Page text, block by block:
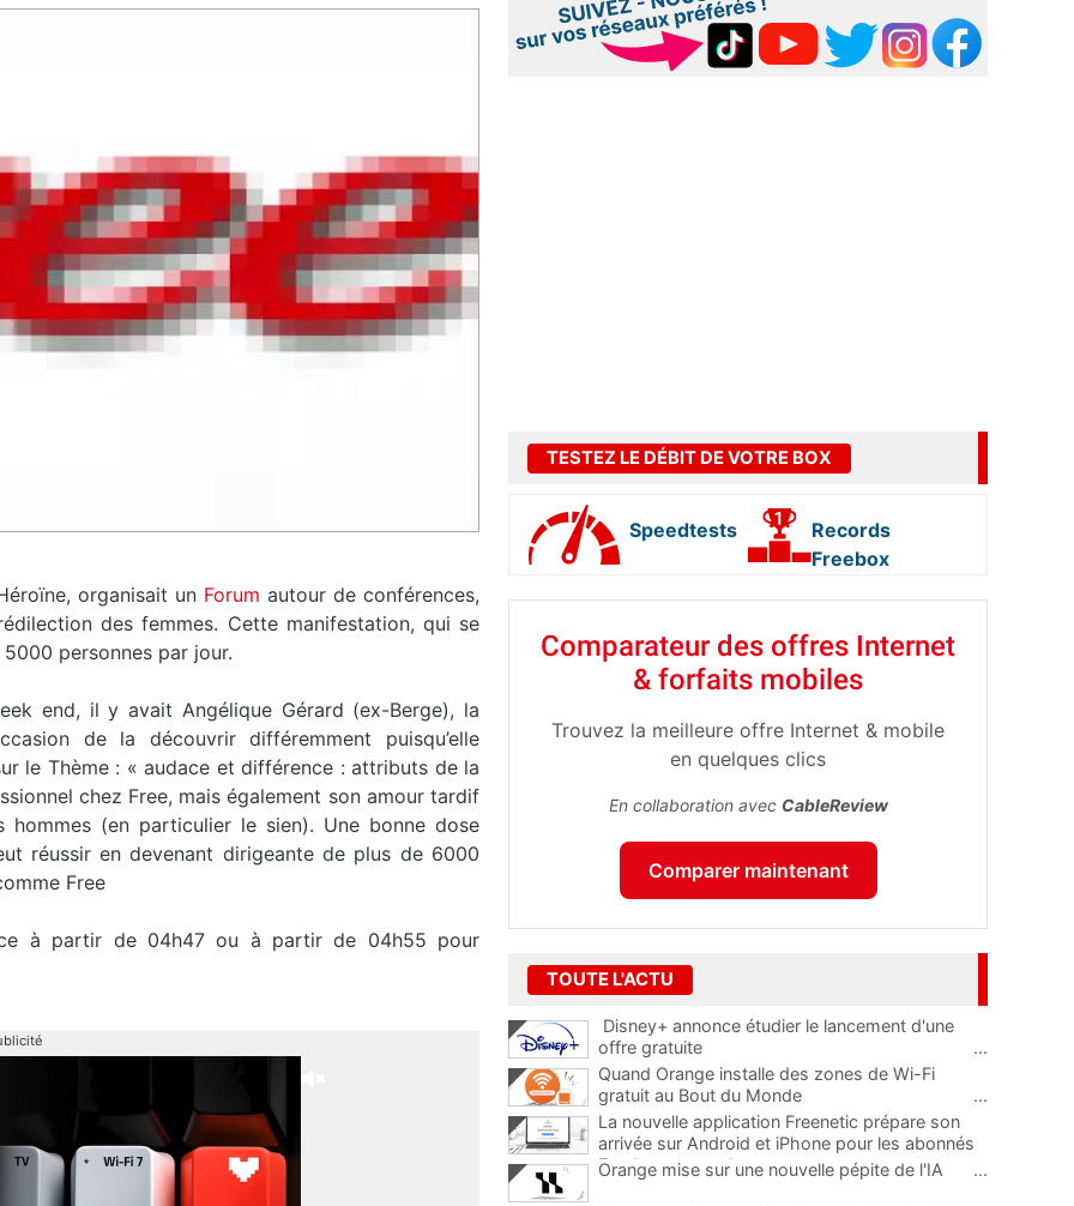
organisait un Forumautour de conférences,
des femmes. Cette manifestation, qui se
personnes par jour.
end, il y avait Angélique Gérard (ex-Berge), la
de la découvrir différemment puisqu’elle
le Thème : « audace et différence : attributs de la
chez Free, mais également son amour tardif
(en particulier le sien). Une bonne dose
réussir en devenant dirigeante de plus de 6000
Free
à partir de 04h47 ou à partir de 04h55 pour
TESTEZ LE DÉBIT DE VOTRE BOX
Speedtests
Records
Freebox
Comparateur des offres Internet
& forfaits mobiles
Trouvez la meilleure offre Internet & mobile
en quelques clics
En collaboration avec CableReview
Comparer maintenant
TOUTE L'ACTU
Disney+ annonce étudier le lancement d'une
offre gratuite
...
Quand Orange installe des zones de Wi-Fi
gratuit au Bout du Monde
...
La nouvelle application Freenetic prépare son
arrivée sur Android et iPhone pour les abonnés
Freebox, testez la
Orange mise sur une nouvelle pépite de l'IA ...